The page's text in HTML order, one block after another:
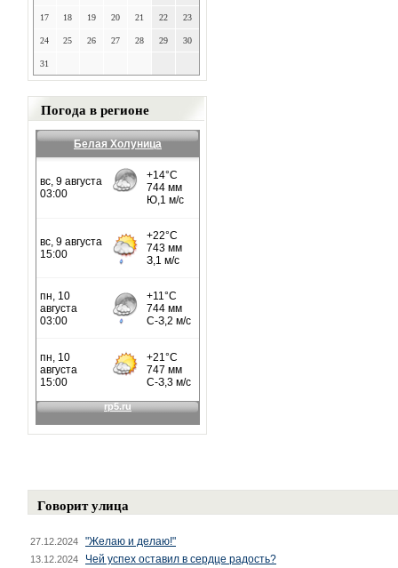
17 18 19 20 21 22 23
24 25 26 27 28 29 30
31
Погода в регионе
Белая Холуница
Говорит улица
27.12.2024 "Желаю и делаю!"
13.12.2024 Чей успех оставил в сердце радость?